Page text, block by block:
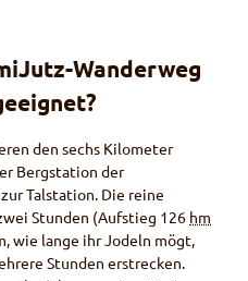
Wanderweg
den sechs Kilometer
Bergstation der
Talstation. Die reine
Stunden (Aufstieg 126 hm
wie lange ihr Jodeln mögt,
Stunden erstrecken.